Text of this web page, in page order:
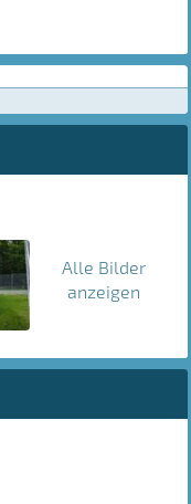
Alle Bilder
anzeigen